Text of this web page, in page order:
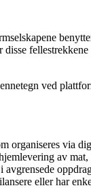
ved
organiseres via
av
eller har